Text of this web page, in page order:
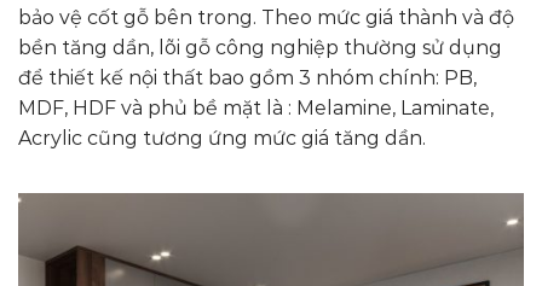
bảo vệ cốt gỗ bên trong. Theo mức giá thành và độ
bền tăng dần, lõi gỗ công nghiệp thường sử dụng
để thiết kế nội thất bao gồm 3 nhóm chính: PB,
MDF, HDF và phủ bề mặt là : Melamine, Laminate,
Acrylic cũng tương ứng mức giá tăng dần.